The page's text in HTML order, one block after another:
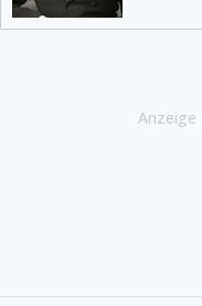
Anzeige